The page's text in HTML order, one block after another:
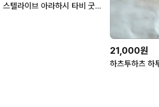
스텔라이브 아라하시 타비 굿즈 판매
21,000원